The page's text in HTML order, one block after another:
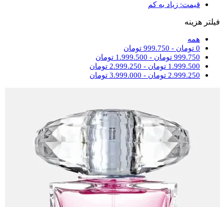
قیمت: زیاد به کم
فیلتر هزینه
همه
0 تومان -
999.750 تومان
999.750 تومان -
1.999.500 تومان
1.999.500 تومان -
2.999.250 تومان
2.999.250 تومان -
3.999.000 تومان